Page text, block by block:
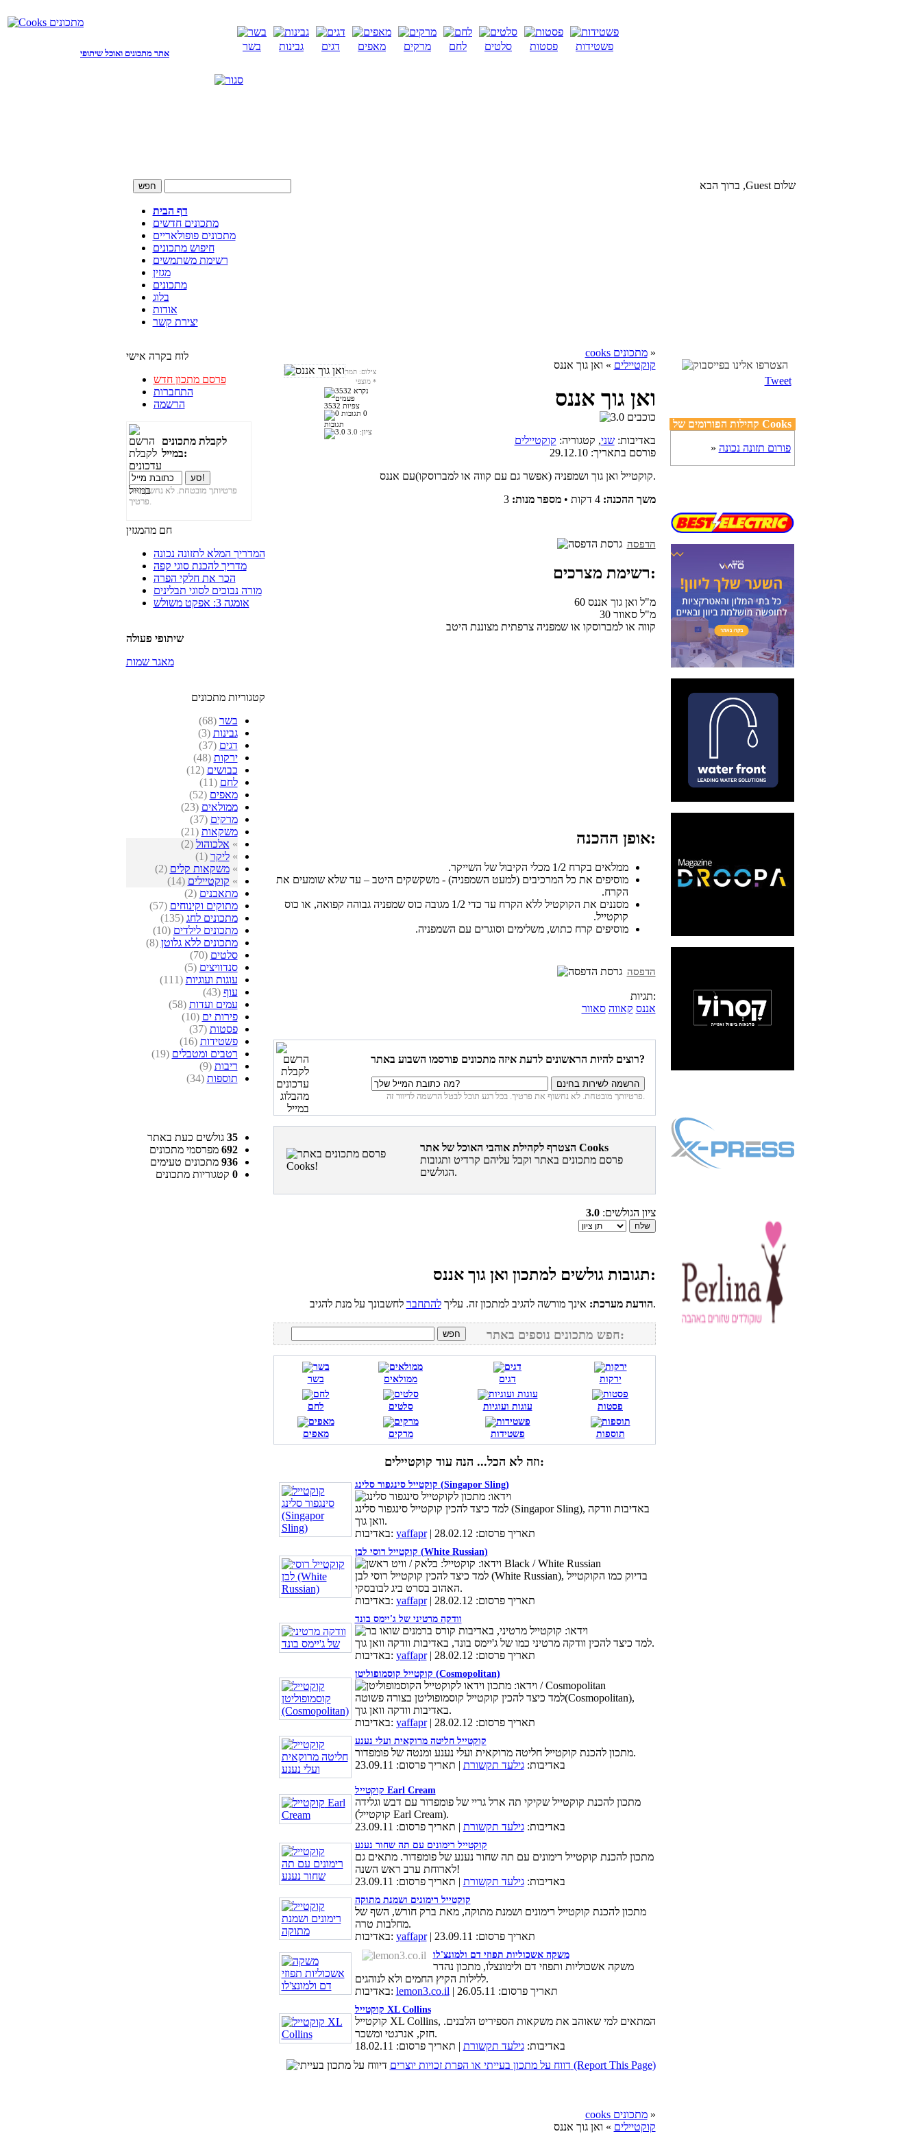
אתר מתכונים ואוכל שיתופי
בשר גבינות דגים מאפים מרקים לחם סלטים פסטות פשטידות
שלום Guest, ברוך הבא
דף הבית
מתכונים חדשים
מתכונים פופולאריים
חיפוש מתכונים
רשימת משתמשים
מגזין
מתכונים
בלוג
אודות
יצירת קשר
לוח בקרה אישי
פרסם מתכון חדש
התחברות
הרשמה
לקבלת מתכונים
במייל:
פרטיותך מובטחת. לא נחשוף את
פרטיך.
חם מהמגזין
המדריך המלא לתזונה נכונה
מדריך להכנת סוגי קפה
הכר את חלקי הפרה
מורה נבוכים לסוגי תבלינים
אומגה 3: אפקט משולש
שיתופי פעולה
מאגר שמות
קטגוריות מתכונים
בשר (68)
גבינות (3)
דגים (37)
ירקות (48)
כבושים (12)
לחם (11)
מאפים (52)
ממולאים (23)
מרקים (37)
משקאות (21)
» אלכוהול (2)
»ליקר (1)
»משקאות קלים (2)
» קוקטיילים (14)
מתאבנים (2)
מתוקים וקינוחים (57)
מתכונים לחג (135)
מתכונים לילדים (10)
מתכונים ללא גלוטן (8)
סלטים (70)
סנדוויצים (5)
עוגות ועוגיות (111)
עוף (43)
עמים ועדות (58)
פירות ים (10)
פסטות (37)
פשטידות (16)
רטבים ומטבלים (19)
ריבות (9)
תוספות (34)
35 גולשים כעת באתר
692 מפרסמי מתכונים
936 מתכונים טעימים
0 קטגוריות מתכונים
צילום: תמר
מוצפי *
3532 צפיות
0
תגובות
ציון: 3.0
cooks מתכונים»
קוקטיילים » ואן גוך אננס
ואן גוך אננס
באדיבות:שני, קטגוריה: קוקטיילים
פורסם בתאריך:29.12.10
קוקטייל ואן גוך ושמפניה (אפשר גם עם קווה או למברוסקו)עם אננס.
משך ההכנה: 4 דקות •מספר מנות: 3
הדפסה
רשימת מצרכים:
60 מ"ל ואן גוך אננס
30 מ"ל סאוור
קווה או למברוסקו או שמפניה צרפתית מצוננת היטב
אופן ההכנה:
ממלאים בקרח 1/2 מכלי הקיבול של השייקר.
מוסיפים את כל המרכיבים (למעט השמפניה) - משקשקים היטב – עד שלא שומעים את
הקרח.
מסננים את הקוקטיל ללא הקרח עד כדי 1/2 מגובה כוס שמפניה גבוהה קפואה, או כוס
קוקטייל.
מוסיפים קרח כתוש, משלימים וסוגרים עם השמפניה.
הדפסה
תגיות:
אננס קאווה סאוור
רוצים להיות הראשונים לדעת איזה מתכונים פורסמו השבוע באתר?
פרטיותך מובטחת. לא נחשוף את פרטיך. בכל רגע תוכל לבטל הרשמה לדיוור זה.
הצטרף לקהילת אוהבי האוכל של אתר Cooks
פרסם מתכונים באתר וקבל עליהם קרדיט ותגובות
הגולשים.
ציון הגולשים:3.0
תגובות גולשים למתכון ואן גוך אננס:
הודעת מערכת: אינך מורשה להגיב למתכון זה. עליךלהתחבר לחשבונך על מנת להגיב.
חפש מתכונים נוספים באתר:
בשר ממולאים דגים ירקות
לחם סלטים עוגות ועוגיות פסטות
מאפים מרקים פשטידות תוספות
וזה לא הכל... הנה עוד קוקטיילים:
קוקטייל סינגפור סלינג (Singapor Sling)
למד כיצד להכין קוקטייל סינגפור סלינג (Singapor Sling), באדיבות וודקה
וואן גוך.
באדיבות: yaffapr | תאריך פרסום: 28.02.12
קוקטייל רוסי לבן (White Russian)
למד כיצד להכין קוקטייל רוסי לבן (White Russian), בדיוק כמו הקוקטייל
האהוב בסרט ביג לבובסקי.
באדיבות: yaffapr | תאריך פרסום: 28.02.12
וודקה מרטיני של ג'יימס בונד
למד כיצד להכין וודקה מרטיני כמו של ג'יימס בונד, באדיבות וודקה וואן גוך.
באדיבות: yaffapr | תאריך פרסום: 28.02.12
קוקטייל קוסמופוליטן (Cosmopolitan)
למד כיצד להכין קוקטייל קוסמופוליטן בצורה פשוטה(Cosmopolitan),
באדיבות וודקה וואן גוך.
באדיבות: yaffapr | תאריך פרסום: 28.02.12
קוקטייל חליטה מרוקאית ועלי נענע
מתכון להכנת קוקטייל חליטה מרוקאית ועלי נענע ומנטה של פומפדור.
באדיבות:גילעד תקשורת | תאריך פרסום: 23.09.11
קוקטייל Earl Cream
מתכון להכנת קוקטייל שקיקי תה ארל גריי של פומפדור עם דבש וגלידה
(קוקטייל Earl Cream).
באדיבות:גילעד תקשורת | תאריך פרסום: 23.09.11
קוקטייל רימונים עם תה שחור נענע
מתכון להכנת קוקטייל רימונים עם תה שחור נענע של פומפדור. מתאים גם
לארוחת ערב ראש השנה!
באדיבות:גילעד תקשורת | תאריך פרסום: 23.09.11
קוקטייל רימונים ושמנת מתוקה
מתכון להכנת קוקטייל רימונים ושמנת מתוקה, מאת ברק חורש, השף של
מחלבות טרה.
באדיבות: yaffapr | תאריך פרסום: 23.09.11
משקה אשכוליות תפוזי דם ולמונצ'לו
משקה אשכוליות ותפוזי דם ולימונצלו, מתכון נהדר
ללילות הקיץ החמים ולא לנוהגים.
באדיבות: lemon3.co.il | תאריך פרסום: 26.05.11
קוקטייל XL Collins
קוקטייל XL Collins, המתאים למי שאוהב את משקאות הספיריט הלבנים.
חזק, אנרגטי ומשכר.
באדיבות:גילעד תקשורת | תאריך פרסום: 18.02.11
דווח על מתכון בעייתי או הפרת זכויות יוצרים (Report This Page)
cooks מתכונים»
קוקטיילים » ואן גוך אננס
Tweet
קהילות הפורומים של Cooks
» פורום תזונה נכונה